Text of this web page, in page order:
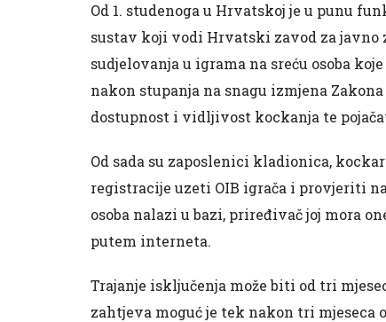
Od 1. studenoga u Hrvatskoj je u punu
sustav koji vodi Hrvatski zavod za javno
sudjelovanja u igrama na sreću osoba
nakon stupanja na snagu izmjena
dostupnost i vidljivost kockanja te
Od sada su zaposlenici kladionica,
registracije uzeti OIB igrača i provjeriti
osoba nalazi u bazi, priređivač joj mora
putem interneta.
Trajanje isključenja može biti od tri
zahtjeva moguć je tek nakon tri mjeseca